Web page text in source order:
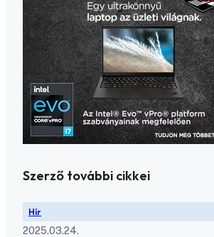
Szerző további cikkei
Hír
2025.03.24.